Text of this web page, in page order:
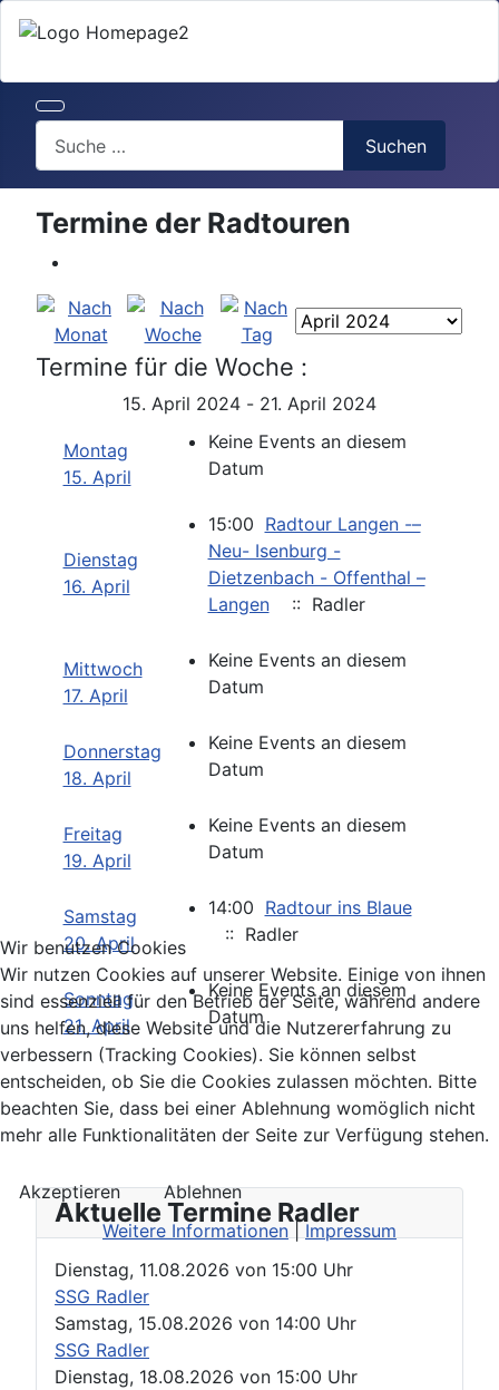
Suchen
Termine der Radtouren
Termine für die Woche :
15. April 2024 - 21. April 2024
Montag
15. April
Keine Events an diesem
Datum
Dienstag
16. April
15:00 Radtour Langen -–
Neu- Isenburg -
Dietzenbach - Offenthal –
Langen
:: Radler
Mittwoch
17. April
Keine Events an diesem
Datum
Donnerstag
18. April
Keine Events an diesem
Datum
Freitag
19. April
Keine Events an diesem
Datum
Samstag
20. April
14:00 Radtour ins Blaue
:: Radler
Sonntag
21. April
Keine Events an diesem
Datum
Aktuelle Termine Radler
Dienstag, 11.08.2026 von 15:00 Uhr
SSG Radler
Samstag, 15.08.2026 von 14:00 Uhr
SSG Radler
Dienstag, 18.08.2026 von 15:00 Uhr
Wir benutzen Cookies
Wir nutzen Cookies auf unserer Website. Einige von ihnen
sind essenziell für den Betrieb der Seite, während andere
uns helfen, diese Website und die Nutzererfahrung zu
verbessern (Tracking Cookies). Sie können selbst
entscheiden, ob Sie die Cookies zulassen möchten. Bitte
beachten Sie, dass bei einer Ablehnung womöglich nicht
mehr alle Funktionalitäten der Seite zur Verfügung stehen.
Akzeptieren
Ablehnen
Weitere Informationen | Impressum